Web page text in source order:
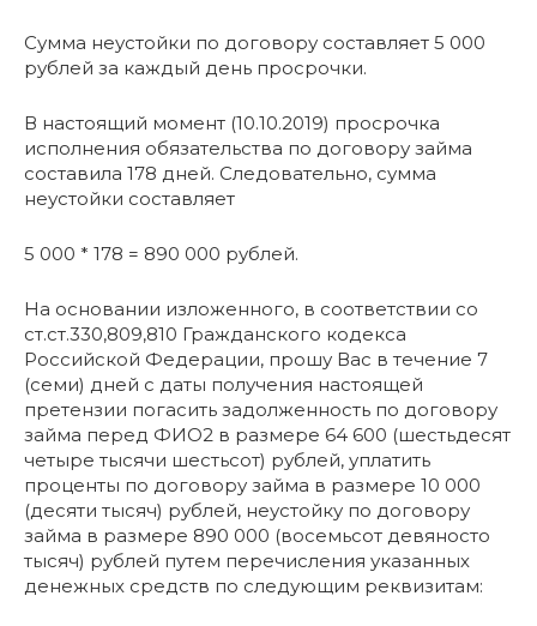
Сумма неустойки по договору составляет 5 000
рублей за каждый день просрочки.
В настоящий момент (10.10.2019) просрочка
исполнения обязательства по договору займа
составила 178 дней. Следовательно, сумма
неустойки составляет
5 000 * 178 = 890 000 рублей.
На основании изложенного, в соответствии со
ст.ст.330,809,810 Гражданского кодекса
Российской Федерации, прошу Вас в течение 7
(семи) дней с даты получения настоящей
претензии погасить задолженность по договору
займа перед ФИО2 в размере 64 600 (шестьдесят
четыре тысячи шестьсот) рублей, уплатить
проценты по договору займа в размере 10 000
(десяти тысяч) рублей, неустойку по договору
займа в размере 890 000 (восемьсот девяносто
тысяч) рублей путем перечисления указанных
денежных средств по следующим реквизитам: